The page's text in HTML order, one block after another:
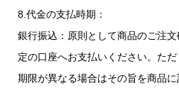
8.代金の支払時期：
銀行振込：原則として商品のご注
定の口座へお支払いください。た
期限が異なる場合はその旨を商品